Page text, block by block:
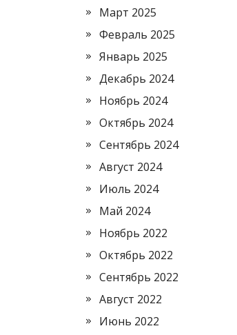
Март 2025
Февраль 2025
Январь 2025
Декабрь 2024
Ноябрь 2024
Октябрь 2024
Сентябрь 2024
Август 2024
Июль 2024
Май 2024
Ноябрь 2022
Октябрь 2022
Сентябрь 2022
Август 2022
Июнь 2022